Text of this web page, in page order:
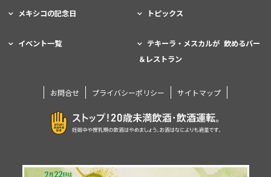
メキシコの記念日 トピックス
イベント一覧
テキーラ・メスカルが 飲めるバー
＆レストラン
お問合せ プライバシーポリシー サイトマップ